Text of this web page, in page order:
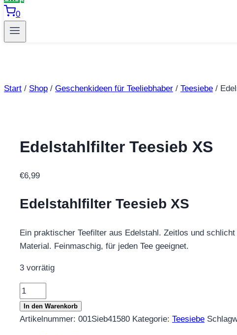
0
Start / Shop / Geschenkideen für Teeliebhaber / Teesiebe /
Edelstahlfilter Teesieb XS
€6,99
Edelstahlfilter Teesieb XS
Ein praktischer Teefilter aus Edelstahl. Zeitlos und
Material. Feinmaschig, für jeden Tee geeignet.
3 vorrätig
Edelstahlfilter
Teesieb
XS
In den Warenkorb
Artikelnummer: 001Sieb41580 Kategorie: Teesiebe